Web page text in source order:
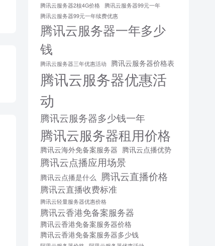
腾讯云服务器2核4G价格
腾讯云服务器99元一年
腾讯云服务器99元一年续费优惠
腾讯云服务器一年多少
钱
腾讯云服务器三年优惠活动 腾讯云服务器价格表
腾讯云服务器优惠活
动
腾讯云服务器多少钱一年
腾讯云服务器租用价格
腾讯云海外免备案服务器 腾讯云点播优势
腾讯云点播应用场景
腾讯云点播是什么 腾讯云直播价格
腾讯云直播收费标准
腾讯云轻量服务器优惠价格
腾讯云香港免备案服务器
腾讯云香港免备案服务器价格
腾讯云香港免备案服务器多少钱